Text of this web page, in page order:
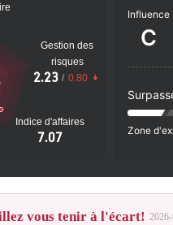
Indice d'affaires
7.07
Gestion des
risques
2.23 / 0.80
Influence
C
Zone
vous tenir à l'écart!